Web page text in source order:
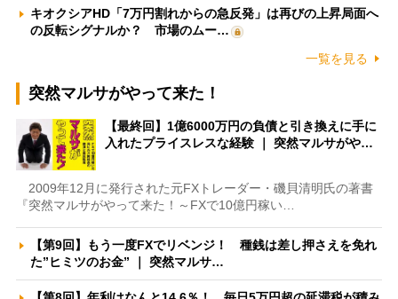
キオクシアHD「7万円割れからの急反発」は再びの上昇局面へ
の反転シグナルか？ 市場のムー…
一覧を見る
突然マルサがやって来た！
【最終回】1億6000万円の負債と引き換えに手に
入れたプライスレスな経験 ｜ 突然マルサがや…
2009年12月に発行された元FXトレーダー・磯貝清明氏の著書
『突然マルサがやって来た！～FXで10億円稼い…
【第9回】もう一度FXでリベンジ！ 種銭は差し押さえを免れ
た”ヒミツのお金” ｜ 突然マルサ…